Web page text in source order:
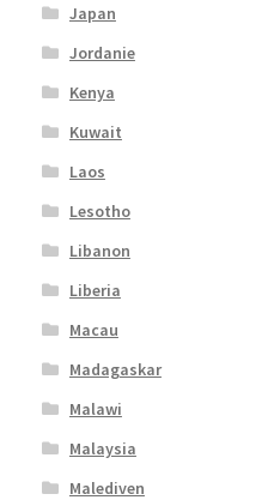
Japan
Jordanie
Kenya
Kuwait
Laos
Lesotho
Libanon
Liberia
Macau
Madagaskar
Malawi
Malaysia
Malediven